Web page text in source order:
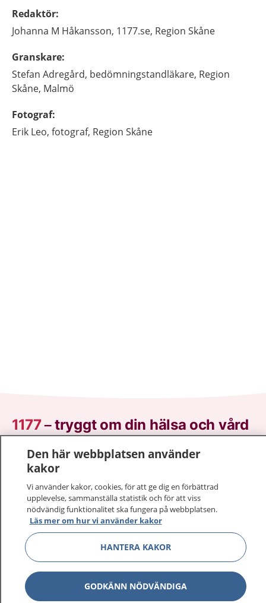
Redaktör:
Johanna M Håkansson, 1177.se, Region Skåne
Granskare:
Stefan Adregård, bedömningstandläkare, Region
Skåne, Malmö
Fotograf:
Erik Leo, fotograf, Region Skåne
1177–tryggt om din hälsa och vård
På 1177.se får du råd om hälsa och information om
sjukdomar och vilka mottagningar du kan kontakta.
Logga in för att läsa din journal och göra dina
vårdärenden. Ring telefonnummer 1177 för
sjukvårdsrådgivning dygnet runt.
1177 ger dig råd när du vill må bättre.
Visa
Den här webbplatsen använder
kakor
Vi använder kakor, cookies, för att ge dig en förbättrad
upplevelse, sammanställa statistik och för att viss
nödvändig funktionalitet ska fungera på webbplatsen.
Läs mer om hur vi använder kakor
HANTERA KAKOR
GODKÄNN NÖDVÄNDIGA